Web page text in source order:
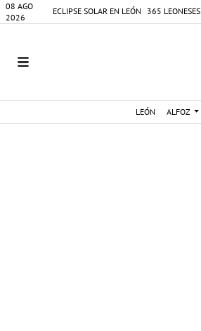
08 AGO
2026
ECLIPSE SOLAR EN LEÓN 365 LEONESES
LEÓN ALFOZ